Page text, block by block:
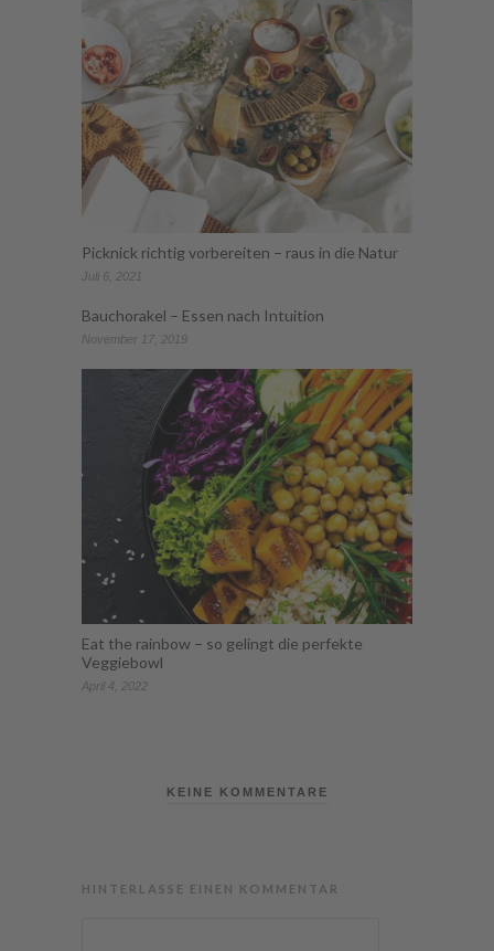
Picknick richtig vorbereiten – raus in die Natur
Juli 6, 2021
Bauchorakel – Essen nach Intuition
November 17, 2019
Eat the rainbow – so gelingt die perfekte
Veggiebowl
April 4, 2022
KEINE KOMMENTARE
HINTERLASSE EINEN KOMMENTAR